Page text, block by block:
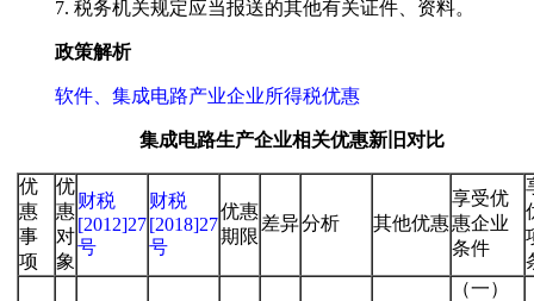
7. 税务机关规定应当报送的其他有关证件、资料。
政策解析
软件、集成电路产业企业所得税优惠
集成电路生产企业相关优惠新旧对比
优
惠
事
项
优
惠
对
象
财税
[2012]27
号
财税
[2018]27
号
优惠
期限
差异分析 其他优惠
享受优
惠企业
条件
（一）